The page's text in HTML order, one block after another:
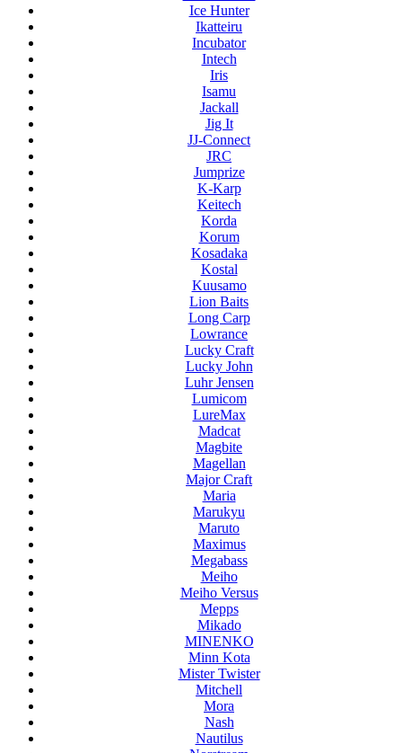
Ice Hunter
Ikatteiru
Incubator
Intech
Iris
Isamu
Jackall
Jig It
JJ-Connect
JRC
Jumprize
K-Karp
Keitech
Korda
Korum
Kosadaka
Kostal
Kuusamo
Lion Baits
Long Carp
Lowrance
Lucky Craft
Lucky John
Luhr Jensen
Lumicom
LureMax
Madcat
Magbite
Magellan
Major Craft
Maria
Marukyu
Maruto
Maximus
Megabass
Meiho
Meiho Versus
Mepps
Mikado
MINENKO
Minn Kota
Mister Twister
Mitchell
Mora
Nash
Nautilus